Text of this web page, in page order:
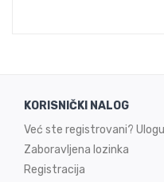
KORISNIČKI NALOG
Već ste registrovani?
Zaboravljena lozinka
Registracija